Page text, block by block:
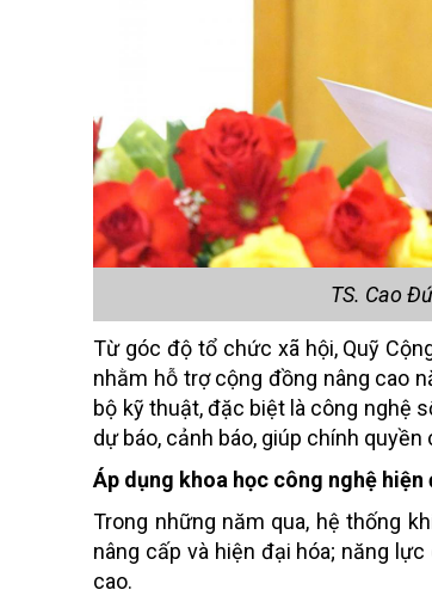
TS. Cao
Từ góc độ tổ chức xã hội, Quỹ
nhằm hỗ trợ cộng đồng nâng cao
bộ kỹ thuật, đặc biệt là công nghệ
dự báo, cảnh báo, giúp chính
Áp dụng khoa học công nghệ
Trong những năm qua, hệ thống
nâng cấp và hiện đại hóa; năng
cao.